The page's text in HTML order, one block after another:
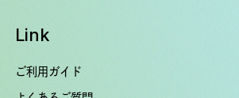
Link
ご利用ガイド